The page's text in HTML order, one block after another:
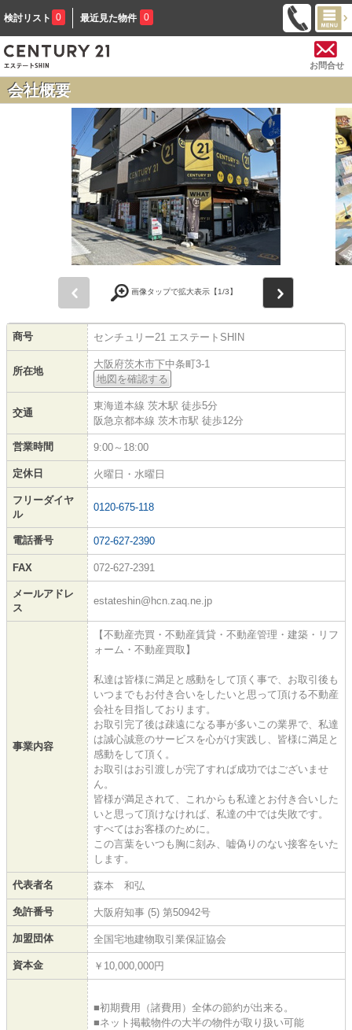
検討リスト 0 最近見た物件 0
お問合せ
会社概要
画像タップで拡大表示【1/3】
商号 センチュリー21 エステートSHIN
所在地
大阪府茨木市下中条町3-1
地図を確認する
交通
東海道本線 茨木駅 徒歩5分
阪急京都本線 茨木市駅 徒歩12分
営業時間 9:00～18:00
定休日 火曜日・水曜日
フリーダイヤ
ル
0120-675-118
電話番号 072-627-2390
FAX 072-627-2391
メールアドレ
ス
estateshin@hcn.zaq.ne.jp
事業内容
【不動産売買・不動産賃貸・不動産管理・建築・リフ
ォーム・不動産買取】
私達は皆様に満足と感動をして頂く事で、お取引後も
いつまでもお付き合いをしたいと思って頂ける不動産
会社を目指しております。
お取引完了後は疎遠になる事が多いこの業界で、私達
は誠心誠意のサービスを心がけ実践し、皆様に満足と
感動をして頂く。
お取引はお引渡しが完了すれば成功ではございませ
ん。
皆様が満足されて、これからも私達とお付き合いした
いと思って頂けなければ、私達の中では失敗です。
すべてはお客様のために。
この言葉をいつも胸に刻み、嘘偽りのない接客をいた
します。
代表者名 森本 和弘
免許番号 大阪府知事 (5) 第50942号
加盟団体 全国宅地建物取引業保証協会
資本金 ￥10,000,000円
■初期費⽤（諸費⽤）全体の節約が出来る。
■ネット掲載物件の大半の物件が取り扱い可能